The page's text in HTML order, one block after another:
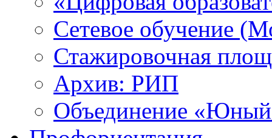
Сетевое обучение
Стажировочная
Архив: РИП
Объединение «Юный